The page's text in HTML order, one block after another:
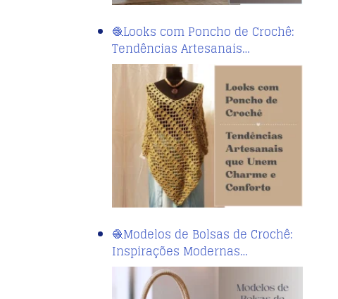
🧶Looks com Poncho de Crochê:
Tendências Artesanais…
🧶Modelos de Bolsas de Crochê:
Inspirações Modernas…